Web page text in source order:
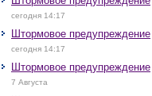
сегодня 14:17
Штормовое предупреждение
сегодня 14:17
Штормовое предупреждение
7 Августа